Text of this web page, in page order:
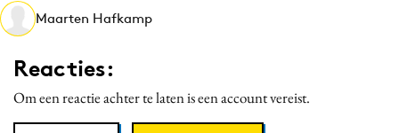
Media
Merkstrategie
PR
Programmatic
Maarten Hafkamp
Reacties:
Om een reactie achter te laten is een account vereist.